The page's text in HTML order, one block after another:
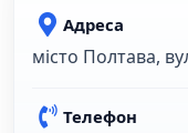
Адреса
місто Полтава,
Телефон